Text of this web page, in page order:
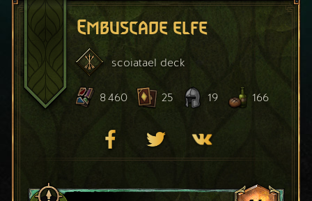
Embuscade elfe
scoiatael deck
8 460 25 19 166